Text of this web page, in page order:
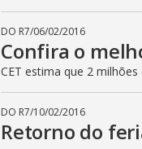
DO R7/06/02/2016
Confira o
CET estima que 2
DO R7/10/02/2016
Retorno do